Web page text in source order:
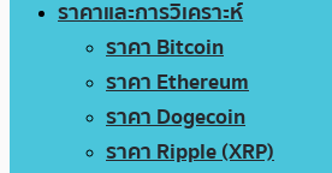
ราคาและการวิเคราะห์
ราคา Bitcoin
ราคา Ethereum
ราคา Dogecoin
ราคา Ripple (XRP)